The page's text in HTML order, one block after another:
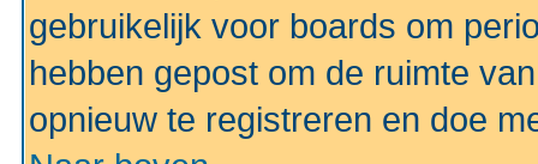
gebruikelijk voor boards om
hebben gepost om de ruimte
opnieuw te registreren en doe